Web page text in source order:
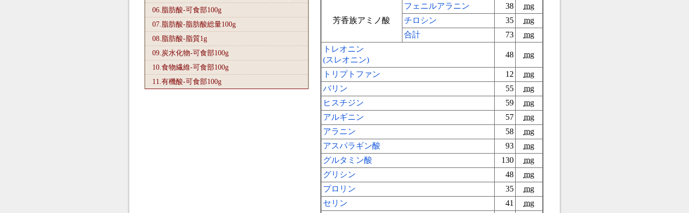
06.脂肪酸-可食部100g
07.脂肪酸-脂肪酸総量100g
08.脂肪酸-脂質1g
09.炭水化物-可食部100g
10.食物繊維-可食部100g
11.有機酸-可食部100g
芳香族アミノ酸
フェニルアラニン 38
mg
チロシン
35
mg
合計
73
mg
トレオニン
(スレオニン)
48 mg
トリプトファン 12
mg
バリン
55
mg
ヒスチジン
59
mg
アルギニン
57
mg
アラニン
58
mg
アスパラギン酸
93
mg
グルタミン酸
130
mg
グリシン
48
mg
プロリン
35
mg
セリン
41 mg